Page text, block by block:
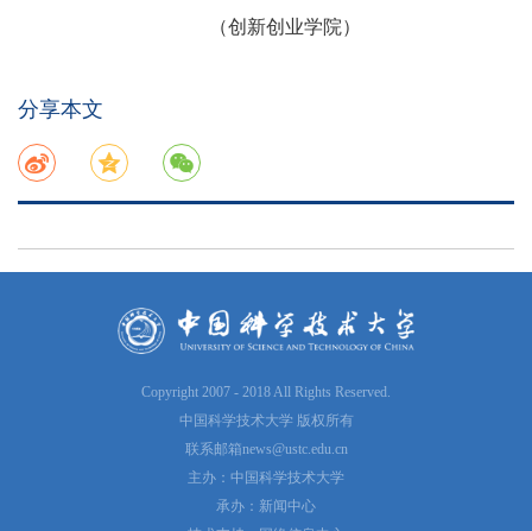
（创新创业学院）
分享本文
Copyright 2007 - 2018 All Rights Reserved.
中国科学技术大学 版权所有
联系邮箱news@ustc.edu.cn
主办：中国科学技术大学
承办：新闻中心